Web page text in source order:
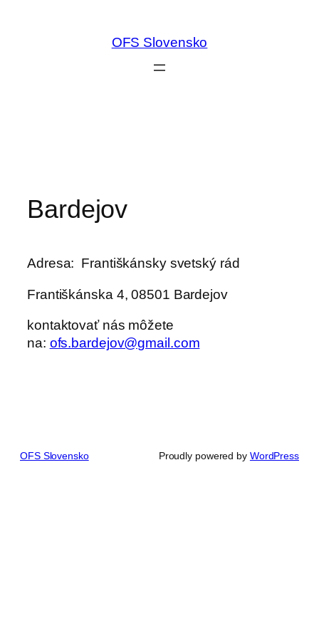
OFS Slovensko
Bardejov
Adresa: Františkánsky svetský rád
Františkánska 4, 08501 Bardejov
kontaktovať nás môžete
na: ofs.bardejov@gmail.com
OFS Slovensko Proudly powered by WordPress